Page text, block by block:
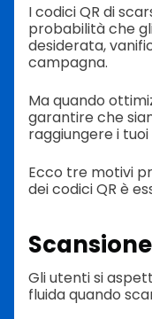
I codici QR di
probabilità che
desiderata,
campagna.
Ma quando
garantire che
raggiungere i
Ecco tre motivi
dei codici QR è
Gli utenti si
fluida quando